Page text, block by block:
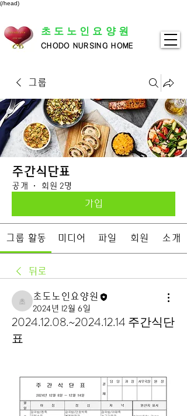
(/head)
초도노인요양원
CHODO NURSING HOME
그룹
주간식단표
공개 · 회원 2명
가입
그룹 활동 미디어 파일 회원 소개
뒤로
초도노인요양원
초도노인요양원
2024년 12월 6일
2024.12.08.~2024.12.14 주간식단
표